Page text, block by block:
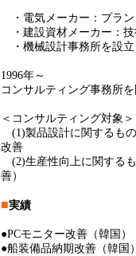
・電気メーカー：プラ
・建設資材メーカー：技
・機械設計事務所を設立
1996年～
コンサルティング事務所
＜コンサルティング対象＞
(1)製品設計に関するも
改善
(2)生産性向上に関する
善）
■実績
●PCモニター改善（韓国
●船装備品納期改善（韓国